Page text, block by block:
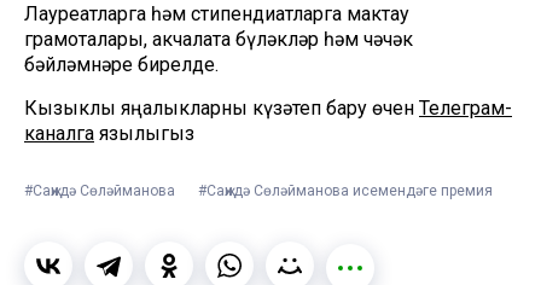
Лауреатларга һәм стипендиатларга мактау
грамоталары, акчалата бүләкләр һәм чәчәк
бәйләмнәре бирелде.
Кызыклы яңалыкларны күзәтеп бару өчен Телеграм-
каналга язылыгыз
#Саҗидә Сөләйманова #Саҗидә Сөләйманова исемендәге премия